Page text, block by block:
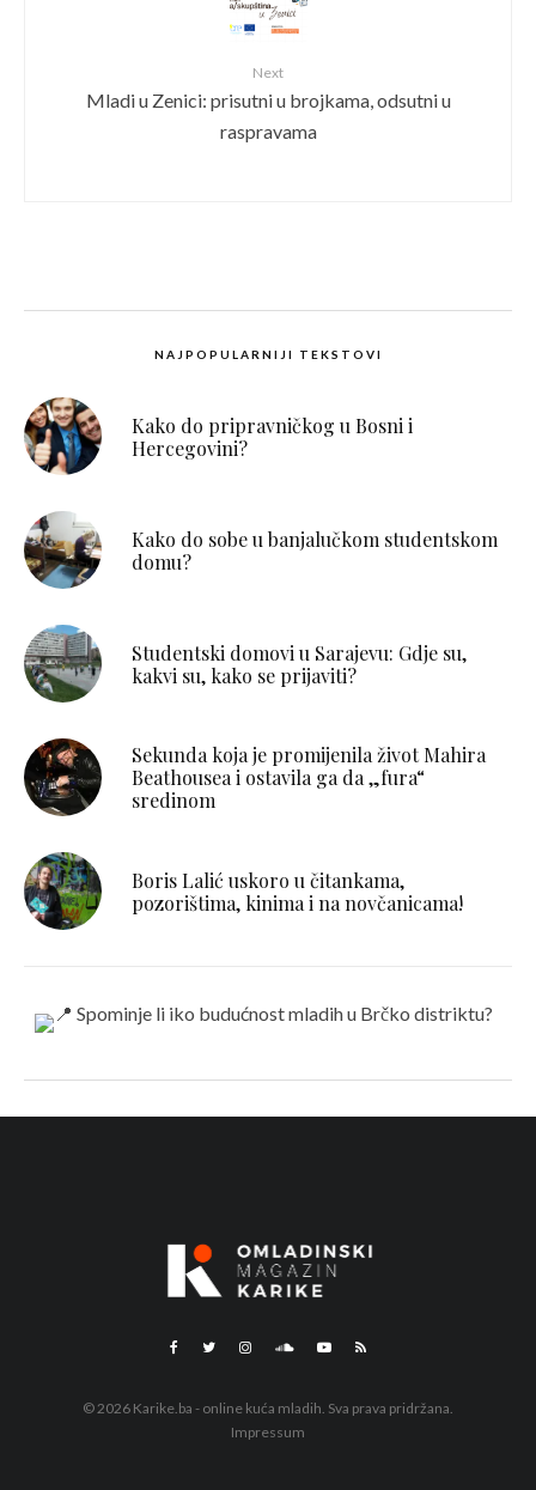
Next
Mladi u Zenici: prisutni u brojkama, odsutni u
raspravama
NAJPOPULARNIJI TEKSTOVI
Kako do pripravničkog u Bosni i
Hercegovini?
Kako do sobe u banjalučkom studentskom
domu?
Studentski domovi u Sarajevu: Gdje su,
kakvi su, kako se prijaviti?
Sekunda koja je promijenila život Mahira
Beathousea i ostavila ga da „fura“
sredinom
Boris Lalić uskoro u čitankama,
pozorištima, kinima i na novčanicama!
© 2026 Karike.ba - online kuća mladih. Sva prava pridržana.
Impressum